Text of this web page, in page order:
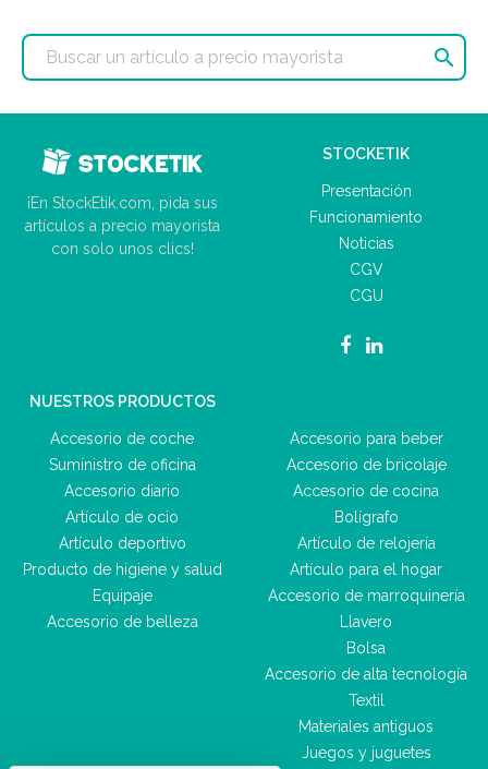

¡En StockEtik.com, pida sus
artículos a precio mayorista
con solo unos clics!
STOCKETIK
Presentación
Funcionamiento
Noticias
CGV
CGU
NUESTROS PRODUCTOS
Accesorio de coche
Suministro de oficina
Accesorio diario
Artículo de ocio
Artículo deportivo
Producto de higiene y salud
Equipaje
Accesorio de belleza
Accesorio para beber
Accesorio de bricolaje
Accesorio de cocina
Bolígrafo
Artículo de relojería
Artículo para el hogar
Accesorio de marroquinería
Llavero
Bolsa
Accesorio de alta tecnología
Textil
Materiales antiguos
Juegos y juguetes